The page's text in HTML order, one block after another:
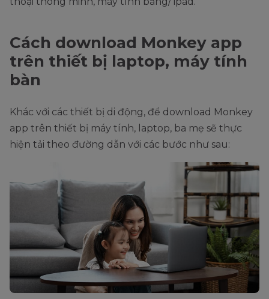
Cách download Monkey app
trên thiết bị laptop, máy tính
bàn
Khác với các thiết bị di động, để download Monkey
app trên thiết bị máy tính, laptop, ba mẹ sẽ thực
hiện tải theo đường dẫn với các bước như sau: